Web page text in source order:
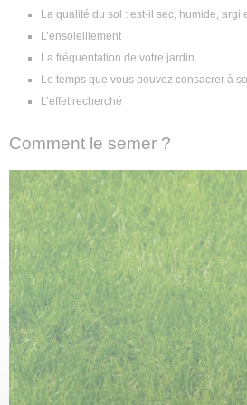
La qualité du sol : est-il sec, humide,
L’ensoleillement
La fréquentation de votre jardin
Le temps que vous pouvez consacrer à
L’effet recherché
Comment le semer ?